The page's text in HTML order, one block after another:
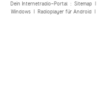
Dein Internetradio-Portal : Sitemap|
Windows| Radioplayer für Android|